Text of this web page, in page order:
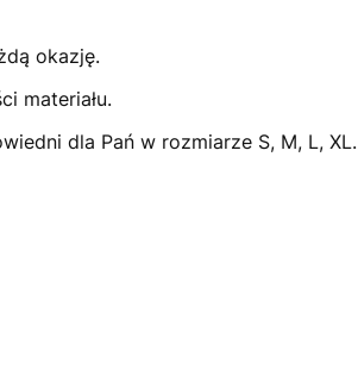
okazję.
materiału.
dla Pań w rozmiarze S, M, L, XL.